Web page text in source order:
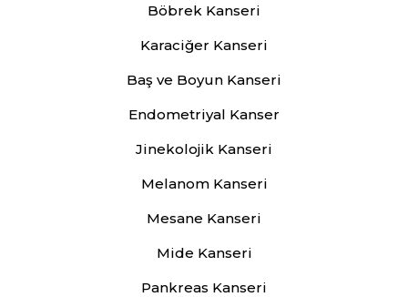
Böbrek Kanseri
Karaciğer Kanseri
Baş ve Boyun Kanseri
Endometriyal Kanser
Jinekolojik Kanseri
Melanom Kanseri
Mesane Kanseri
Mide Kanseri
Pankreas Kanseri